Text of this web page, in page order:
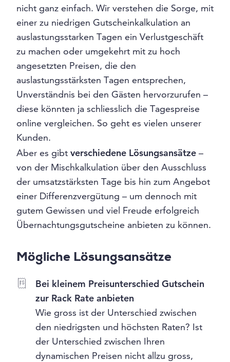
nicht ganz einfach. Wir verstehen die Sorge, mit
einer zu niedrigen Gutscheinkalkulation an
auslastungsstarken Tagen ein Verlustgeschäft
zu machen oder umgekehrt mit zu hoch
angesetzten Preisen, die den
auslastungsstärksten Tagen entsprechen,
Unverständnis bei den Gästen hervorzurufen –
diese könnten ja schliesslich die Tagespreise
online vergleichen. So geht es vielen unserer
Kunden.
Aber es gibt verschiedene Lösungsansätze –
von der Mischkalkulation über den Ausschluss
der umsatzstärksten Tage bis hin zum Angebot
einer Differenzvergütung – um dennoch mit
gutem Gewissen und viel Freude erfolgreich
Übernachtungsgutscheine anbieten zu können.
Mögliche Lösungsansätze
Bei kleinem Preisunterschied Gutschein
zur Rack Rate anbieten
Wie gross ist der Unterschied zwischen
den niedrigsten und höchsten Raten? Ist
der Unterschied zwischen Ihren
dynamischen Preisen nicht allzu gross,